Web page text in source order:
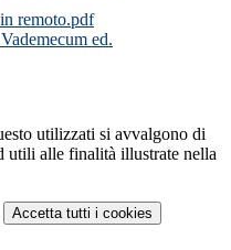
remoto.pdf
ed.
utilizzati si avvalgono di
utili alle finalità illustrate nella
Accetta tutti i cookies